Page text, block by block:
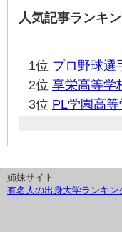
人気記事ランキ
1位 プロ野球選
2位 享栄高等学
3位 PL学園高
姉妹サイト
有名人の出身大学ランキン